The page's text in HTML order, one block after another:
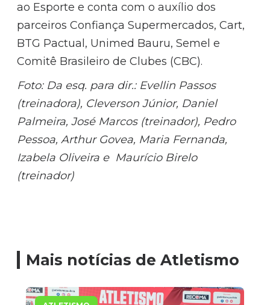
ao Esporte e conta com o auxílio dos
parceiros Confiança Supermercados, Cart,
BTG Pactual, Unimed Bauru, Semel e
Comitê Brasileiro de Clubes (CBC).
Foto: Da esq. para dir.: Evellin Passos
(treinadora), Cleverson Júnior, Daniel
Palmeira, José Marcos (treinador), Pedro
Pessoa, Arthur Govea, Maria Fernanda,
Izabela Oliveira e Maurício Birelo
(treinador)
Mais notícias de Atletismo